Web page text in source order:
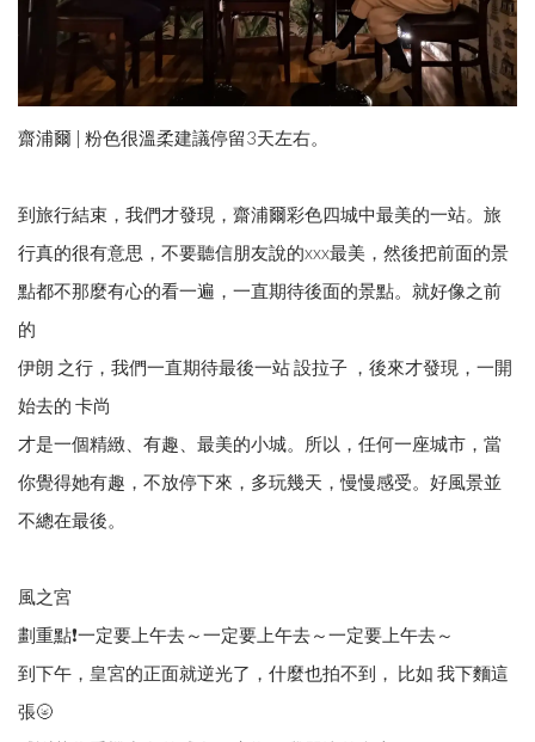
齋浦爾 | 粉色很溫柔建議停留3天左右。
到旅行結束，我們才發現，齋浦爾彩色四城中最美的一站。旅
行真的很有意思，不要聽信朋友說的xxx最美，然後把前面的景
點都不那麼有心的看一遍，一直期待後面的景點。就好像之前
的
伊朗 之行，我們一直期待最後一站 設拉子 ，後來才發現，一開
始去的 卡尚
才是一個精緻、有趣、最美的小城。所以，任何一座城市，當
你覺得她有趣，不放停下來，多玩幾天，慢慢感受。好風景並
不總在最後。
風之宮
劃重點❗️一定要上午去～一定要上午去～一定要上午去～
到下午，皇宮的正面就逆光了，什麼也拍不到， 比如 我下麵這
張🌝